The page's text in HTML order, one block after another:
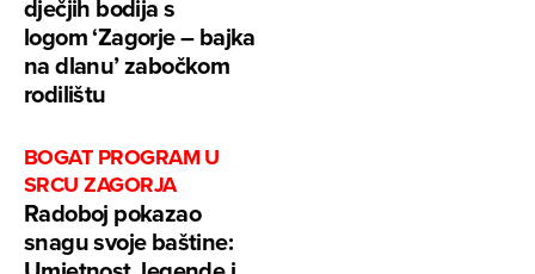
dječjih bodija s
logom ‘Zagorje – bajka
na dlanu’ zabočkom
rodilištu
BOGAT PROGRAM U
SRCU ZAGORJA
Radoboj pokazao
snagu svoje baštine: